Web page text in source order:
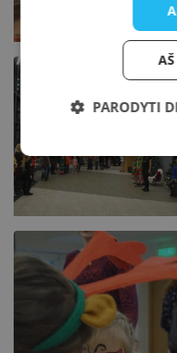
PARODYTI